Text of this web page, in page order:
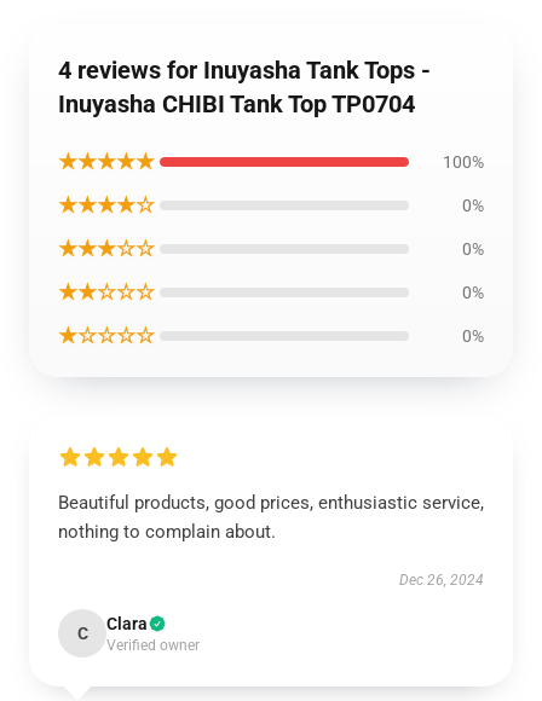
4 reviews for Inuyasha Tank Tops -
Inuyasha CHIBI Tank Top TP0704
★★★★★ 100%
★★★★☆ 0%
★★★☆☆ 0%
★★☆☆☆ 0%
★☆☆☆☆ 0%
Beautiful products, good prices, enthusiastic service,
nothing to complain about.
Dec 26, 2024
C Clara
Verified owner